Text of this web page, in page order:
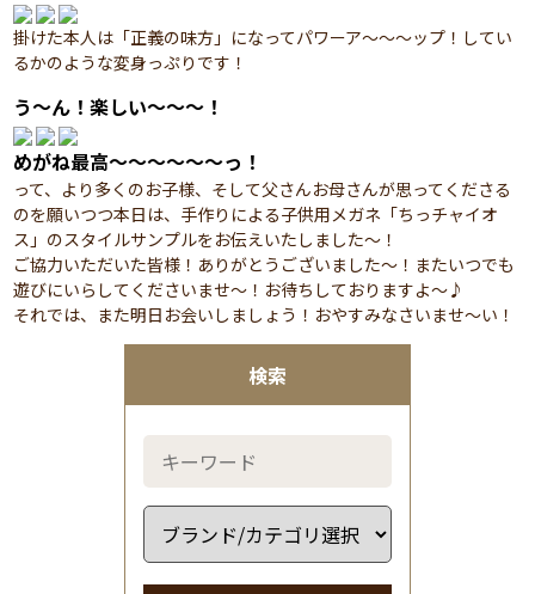
検索
掛けた本人は「正義の味方」になってパワーア～～～ップ！してい
るかのような変身っぷりです！
う～ん！楽しい～～～！
めがね最高～～～～～～っ！
って、より多くのお子様、そして父さんお母さんが思ってくださる
のを願いつつ本日は、手作りによる子供用メガネ「ちっチャイオ
ス」のスタイルサンプルをお伝えいたしました～！
ご協力いただいた皆様！ありがとうございました～！またいつでも
遊びにいらしてくださいませ～！お待ちしておりますよ～♪
それでは、また明日お会いしましょう！おやすみなさいませ～い！